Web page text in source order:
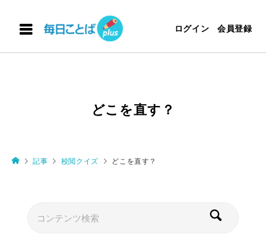
ログイン 会員登録
どこを直す？
記事 校閲クイズ どこを直す？